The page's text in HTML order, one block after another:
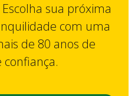
sua próxima
com uma
de 80 anos de
confiança.